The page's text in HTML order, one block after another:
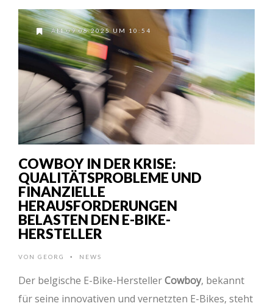
AM 09.08.2025 UM 10:54
COWBOY IN DER KRISE:
QUALITÄTSPROBLEME UND
FINANZIELLE
HERAUSFORDERUNGEN
BELASTEN DEN E-BIKE-
HERSTELLER
VON GEORG • NEWS
Der belgische E-Bike-HerstellerCowboy, bekannt
für seine innovativen und vernetzten E-Bikes, steht